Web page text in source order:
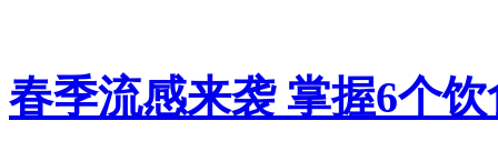
春季流感来袭 掌握6个